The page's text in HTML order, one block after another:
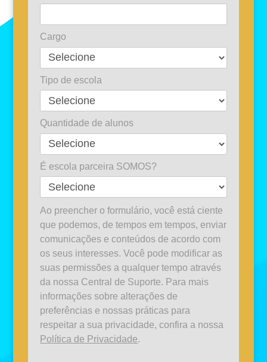
Cargo
Tipo de escola
Quantidade de alunos
É escola parceira SOMOS?
Ao preencher o formulário, você está ciente
que podemos, de tempos em tempos, enviar
comunicações e conteúdos de acordo com
os seus interesses. Você pode modificar as
suas permissões a qualquer tempo através
da nossa Central de Suporte. Para mais
informações sobre alterações de
preferências e nossas práticas para
respeitar a sua privacidade, confira a nossa
Política de Privacidade.